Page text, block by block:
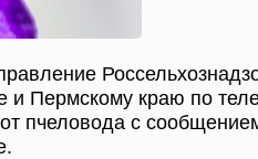
и Пермскому краю по
пчеловода с